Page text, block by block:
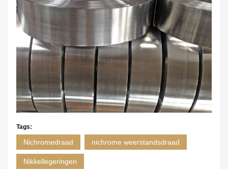
Tags:
Nichromedraad nichrome weerstandsdraad
Nikkellegeringen